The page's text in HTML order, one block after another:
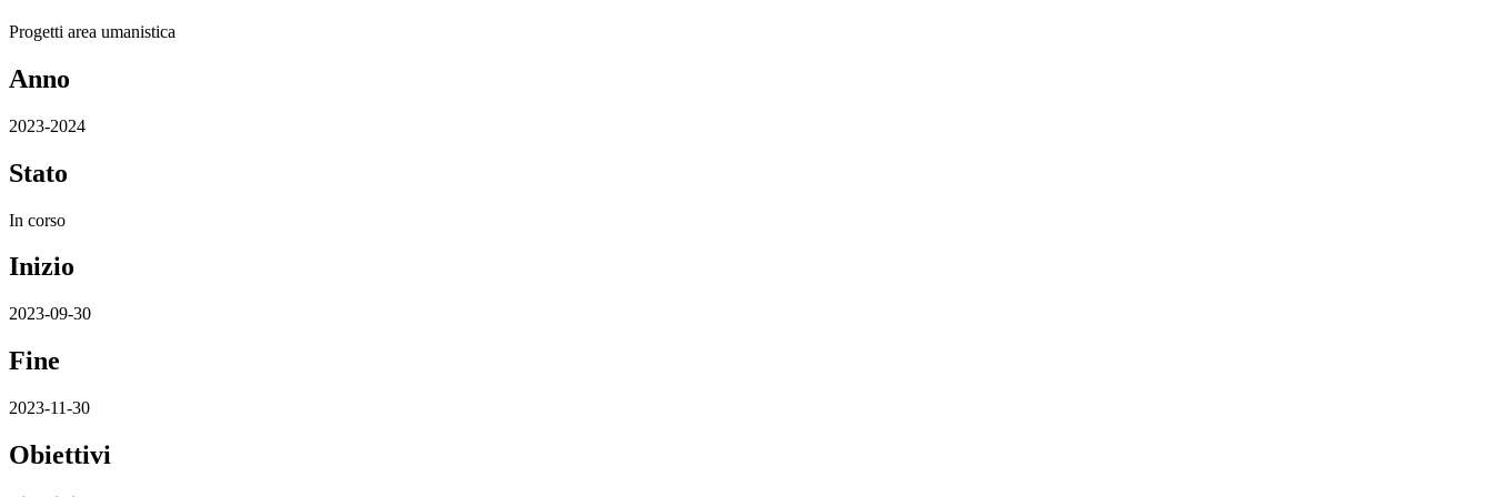
Progetti area umanistica
Anno
2023-2024
Stato
In corso
Inizio
2023-09-30
Fine
2023-11-30
Obiettivi